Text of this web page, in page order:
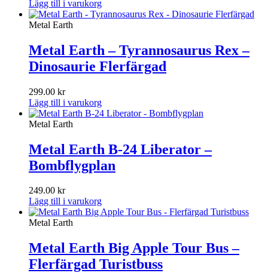
Lägg till i varukorg
Metal Earth
Metal Earth – Tyrannosaurus Rex –
Dinosaurie Flerfärgad
299.00 kr
Lägg till i varukorg
Metal Earth
Metal Earth B-24 Liberator –
Bombflygplan
249.00 kr
Lägg till i varukorg
Metal Earth
Metal Earth Big Apple Tour Bus –
Flerfärgad Turistbuss